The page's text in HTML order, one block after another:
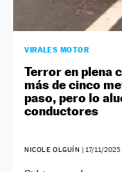
VIRALES MOTOR
Terror en plena
más de cinco
paso, pero lo
conductores
NICOLE OLGUÍN | 17/11/2025